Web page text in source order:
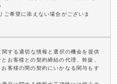
希望に添えない場合がございま
する適切な情報と選択の機会を提供
お客様との契約締結の代理、斡旋、
客様の間の契約にいかなる関与もす